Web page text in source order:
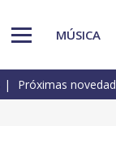
MÚSICA
Próximas